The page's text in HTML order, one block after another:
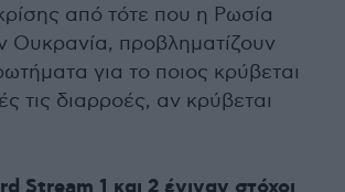
από τότε που η Ρωσία
Ουκρανία, προβληματίζουν
για το ποιος κρύβεται
τις διαρροές, αν κρύβεται